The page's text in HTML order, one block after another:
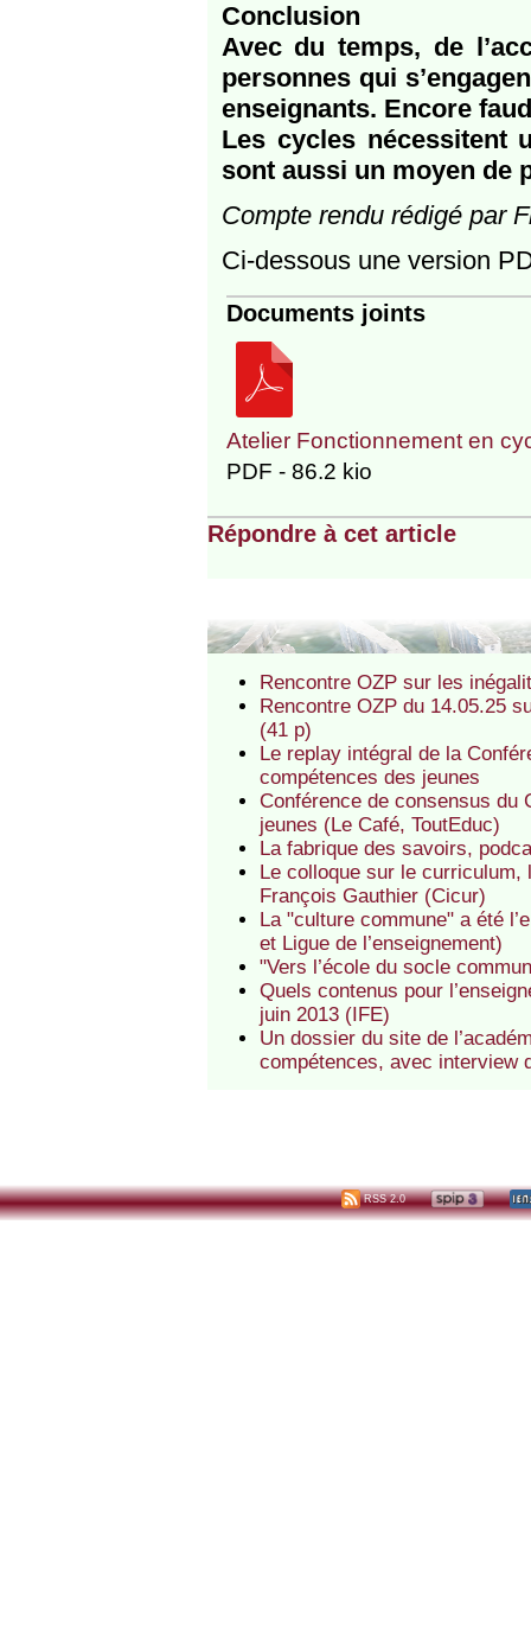
Conclusion
Avec du temps, de
personnes qui
enseignants. Encore
Les cycles nécessitent
sont aussi un moyen de
Compte rendu rédigé par
Ci-dessous une version
Documents joints
Atelier Fonctionnement en
PDF - 86.2 kio
Répondre à cet article
Rencontre OZP sur les
Rencontre OZP du 14.05.25
(41 p)
Le replay intégral de la
compétences des jeunes
Conférence de consensus du
jeunes (Le Café, ToutEduc)
La fabrique des savoirs,
Le colloque sur le
François Gauthier (Cicur)
La "culture commune" a été
et Ligue de l’enseignement)
"Vers l’école du socle
Quels contenus pour
juin 2013 (IFE)
Un dossier du site de
compétences, avec interview
RSS 2.0